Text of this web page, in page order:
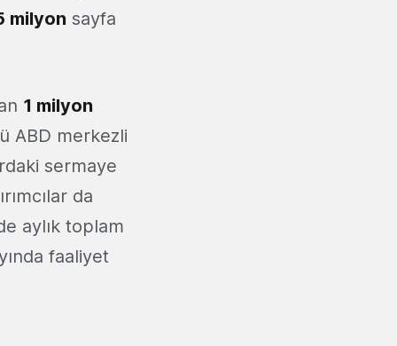
milyon sayfa
1 milyon
ABD merkezli
sermaye
da
aylık toplam
faaliyet